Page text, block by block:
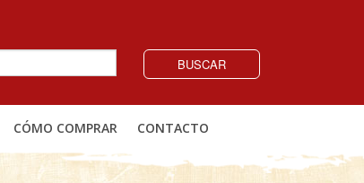
BUSCAR
CÓMO COMPRAR CONTACTO